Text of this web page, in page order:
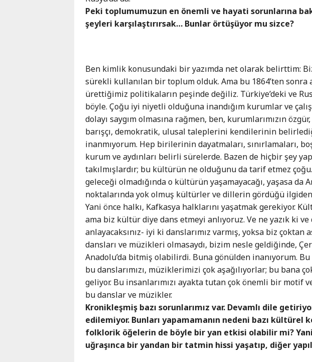
Peki toplumumuzun en önemli ve hayati sorunlarına
şeyleri karşılaştırırsak… Bunlar örtüşüyor mu sizce?
Ben kimlik konusundaki bir yazımda net olarak belirttim:
sürekli kullanılan bir toplum olduk. Ama bu 1864’ten sonra
ürettiğimiz politikaların peşinde değiliz. Türkiye’deki ve
böyle. Çoğu iyi niyetli olduğuna inandığım kurumlar ve
dolayı saygım olmasına rağmen, ben, kurumlarımızın
barışçı, demokratik, ulusal taleplerini kendilerinin
inanmıyorum. Hep birilerinin dayatmaları, sınırlamaları,
kurum ve aydınları belirli sürelerde. Bazen de hiçbir şey
takılmışlardır; bu kültürün ne olduğunu da tarif etmez
geleceği olmadığında o kültürün yaşamayacağı, yaşasa da
noktalarında yok olmuş kültürler ve dillerin gördüğü
Yani önce halkı, Kafkasya halklarını yaşatmak gerekiyor.
ama biz kültür diye dans etmeyi anlıyoruz. Ve ne yazık ki
anlayacaksınız- iyi ki danslarımız varmış, yoksa biz
dansları ve müzikleri olmasaydı, bizim nesle geldiğinde,
Anadolu’da bitmiş olabilirdi. Buna gönülden inanıyorum. Bu
bu danslarımızı, müziklerimizi çok aşağılıyorlar; bu bana
geliyor. Bu insanlarımızı ayakta tutan çok önemli bir
bu danslar ve müzikler.
Kronikleşmiş bazı sorunlarımız var. Devamlı dile
edilemiyor. Bunları yapamamanın nedeni bazı kültürel
folklorik öğelerin de böyle bir yan etkisi olabilir mi?
uğraşınca bir yandan bir tatmin hissi yaşatıp, diğer